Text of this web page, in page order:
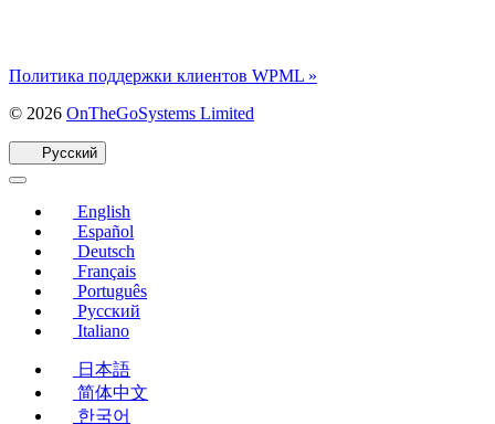
Политика поддержки клиентов WPML »
© 2026 OnTheGoSystems Limited
Русский
English
Español
Deutsch
Français
Português
Русский
Italiano
日本語
简体中文
한국어